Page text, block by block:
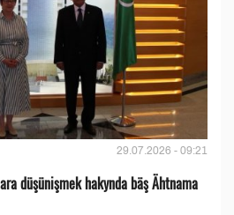
29.07.2026 - 09:21
düşünişmek hakynda bäş Ähtnama